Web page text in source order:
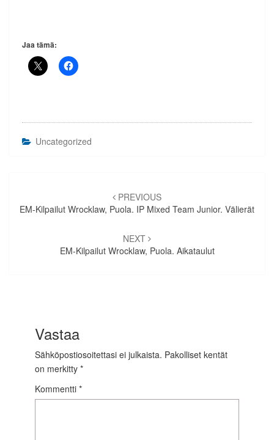
Jaa tämä:
Uncategorized
selaus
PREVIOUS
EM-Kilpailut Wrocklaw, Puola. IP Mixed Team Junior. Välierät
NEXT
EM-Kilpailut Wrocklaw, Puola. Aikataulut
Vastaa
Sähköpostiosoitettasi ei julkaista. Pakolliset kentät
on merkitty *
Kommentti *